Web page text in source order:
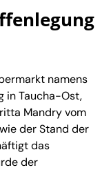
namens
in Taucha-Ost,
Mandry vom
der Stand der
das
der